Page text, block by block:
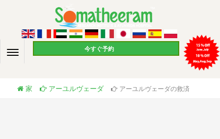
今すぐ予約
家 アーユルヴェーダ アーユルヴェーダの救済